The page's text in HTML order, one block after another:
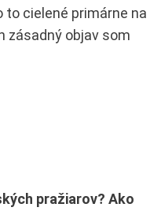
to cielené primárne na
zásadný objav som
pražiarov? Ako